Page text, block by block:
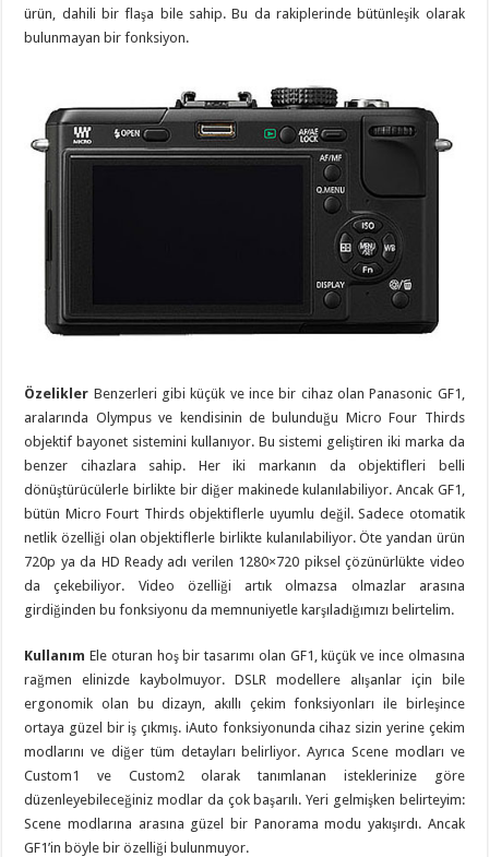
ürün, dahili bir flaşa bile sahip. Bu da rakiplerinde bütünleşik olarak
bulunmayan bir fonksiyon.
Özelikler Benzerleri gibi küçük ve ince bir cihaz olan Panasonic GF1,
aralarında Olympus ve kendisinin de bulunduğu Micro Four Thirds
objektif bayonet sistemini kullanıyor. Bu sistemi geliştiren iki marka da
benzer cihazlara sahip. Her iki markanın da objektifleri belli
dönüştürücülerle birlikte bir diğer makinede kulanılabiliyor. Ancak GF1,
bütün Micro Fourt Thirds objektiflerle uyumlu değil. Sadece otomatik
netlik özelliği olan objektiflerle birlikte kulanılabiliyor. Öte yandan ürün
720p ya da HD Ready adı verilen 1280×720 piksel çözünürlükte video
da çekebiliyor. Video özelliği artık olmazsa olmazlar arasına
girdiğinden bu fonksiyonu da memnuniyetle karşıladığımızı belirtelim.
Kullanım Ele oturan hoş bir tasarımı olan GF1, küçük ve ince olmasına
rağmen elinizde kaybolmuyor. DSLR modellere alışanlar için bile
ergonomik olan bu dizayn, akıllı çekim fonksiyonları ile birleşince
ortaya güzel bir iş çıkmış. iAuto fonksiyonunda cihaz sizin yerine çekim
modlarını ve diğer tüm detayları belirliyor. Ayrıca Scene modları ve
Custom1 ve Custom2 olarak tanımlanan isteklerinize göre
düzenleyebileceğiniz modlar da çok başarılı. Yeri gelmişken belirteyim:
Scene modlarına arasına güzel bir Panorama modu yakışırdı. Ancak
GF1’in böyle bir özelliği bulunmuyor.